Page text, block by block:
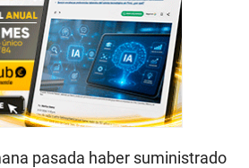
pasada haber suministrado